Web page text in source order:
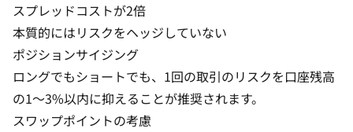
スプレッドコストが2倍
本質的にはリスクをヘッジしていない
ポジションサイジング
ロングでもショートでも、1回の取引のリスクを口座残高
の1〜3%以内に抑えることが推奨されます。
スワップポイントの考慮